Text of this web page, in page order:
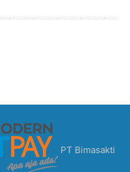
PT Bimasakti